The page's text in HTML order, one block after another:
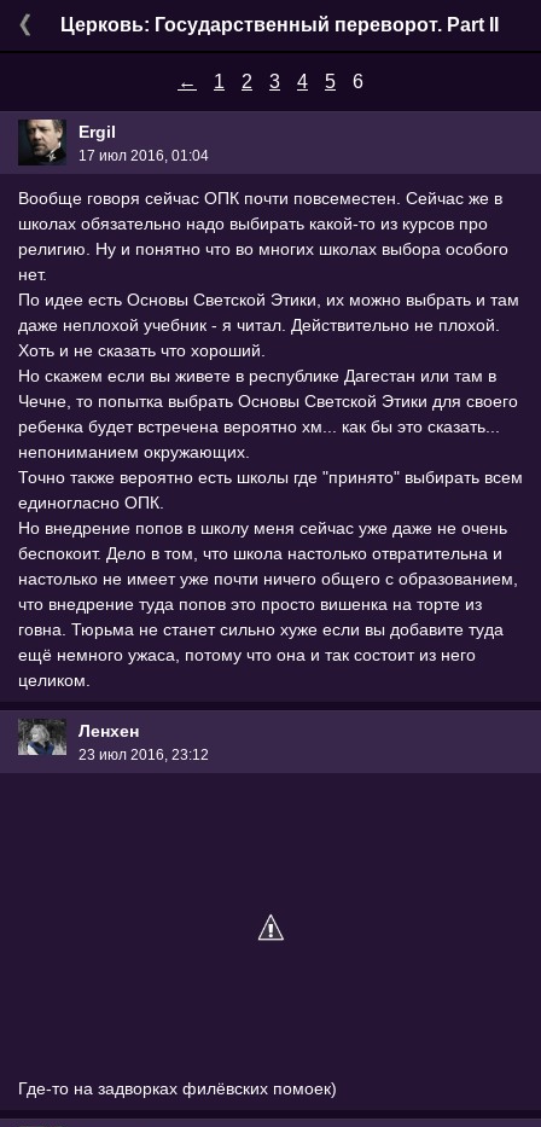
Церковь: Государственный переворот. Part II
← 1 2 3 4 5 6
Ergil
17 июл 2016, 01:04
Вообще говоря сейчас ОПК почти повсеместен. Сейчас же в
школах обязательно надо выбирать какой-то из курсов про
религию. Ну и понятно что во многих школах выбора особого
нет.
По идее есть Основы Светской Этики, их можно выбрать и там
даже неплохой учебник - я читал. Действительно не плохой.
Хоть и не сказать что хороший.
Но скажем если вы живете в республике Дагестан или там в
Чечне, то попытка выбрать Основы Светской Этики для своего
ребенка будет встречена вероятно хм... как бы это сказать...
непониманием окружающих.
Точно также вероятно есть школы где "принято" выбирать всем
единогласно ОПК.
Но внедрение попов в школу меня сейчас уже даже не очень
беспокоит. Дело в том, что школа настолько отвратительна и
настолько не имеет уже почти ничего общего с образованием,
что внедрение туда попов это просто вишенка на торте из
говна. Тюрьма не станет сильно хуже если вы добавите туда
ещё немного ужаса, потому что она и так состоит из него
целиком.
Ленхен
23 июл 2016, 23:12
Где-то на задворках филёвских помоек)